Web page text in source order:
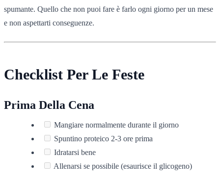
spumante. Quello che non puoi fare è farlo ogni giorno per un mese
e non aspettarti conseguenze.
Checklist Per Le Feste
Prima Della Cena
Mangiare normalmente durante il giorno
Spuntino proteico 2-3 ore prima
Idratarsi bene
Allenarsi se possibile (esaurisce il glicogeno)